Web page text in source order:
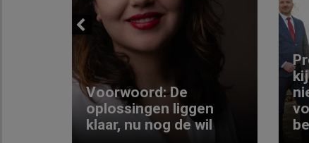
Previous
Voorwoord: De
oplossingen liggen
klaar, nu nog de wil